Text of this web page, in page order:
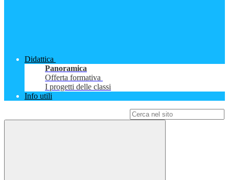
Didattica
Panoramica
Offerta formativa
I progetti delle classi
Info utili